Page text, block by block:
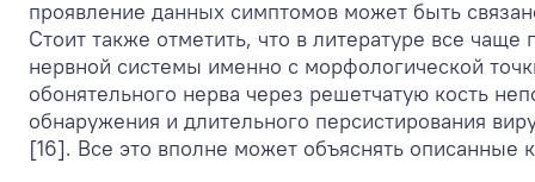
проявление данных симптомов может быть
Стоит также отметить, что в литературе все
нервной системы именно с морфологической
обонятельного нерва через решетчатую кость
обнаружения и длительного персистирования
[16]. Все это вполне может объяснять описанные